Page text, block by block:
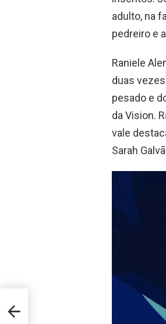
adulto, na
pedreiro e
Raniele
duas
pesado e
da Vision.
vale
Sarah